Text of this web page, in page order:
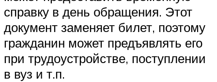
справку в день обращения. Этот
документ заменяет билет, поэтому
гражданин может предъявлять его
при трудоустройстве, поступлении
в вуз и т.п.